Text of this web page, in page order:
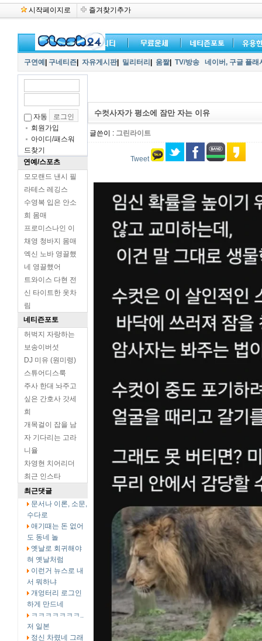
시작페이지로 즐겨찾기추가
구연예 구네티즌 자유게시판| 밀리터리 움짤| TV/방송 네이버, 구글 플
자동
회원가입
아이디/패스워
드찾기
연예/스포츠
모모랜드 낸시 필
라테스 레깅스
수영복 입은 안소
희 몸매
프로미스나인 이
채영 청바지 몸매
엑신 노바 영끌했
네 영끌했어
트와이스 다현 전
신 타이트한 옷차
림
네티즌포토
허벅지 자랑하는
보송이버섯
DJ 미유 (원미령)
스튜어디스룩
주사 한대 놔주고
싶은 간호사 갓세
희
개목걸이 잡을 남
자 기다리는 고라
니율
차영현 치어리더
최근 인스타
최근댓글
문서나 이론, 소문,
수다로
애기때는 돈 없어
도 동네 놀
옛날로 회귀해야
혀 옛날처럼
이런거 뉴스로 내
서 뭐하냐
개엉터리 로그인
하게 만드네
ㅋㅋㅋㅋㅋㅋㅋ..
저 일본
정신 차렸네 그래
수컷사자가 평소에 잠만 자는 이유
글쓴이 : 그린라이트
Tweet